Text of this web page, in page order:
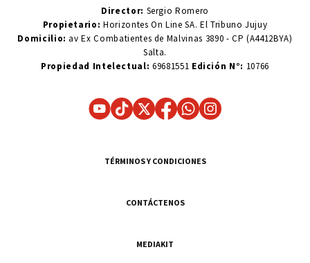
Director: Sergio Romero
Propietario:Horizontes On Line SA. El Tribuno Jujuy
Domicilio: av Ex Combatientes de Malvinas 3890 - CP (A4412BYA)
Salta.
Propiedad Intelectual: 69681551 Edición N°: 10766
TÉRMINOS Y CONDICIONES
CONTÁCTENOS
MEDIAKIT